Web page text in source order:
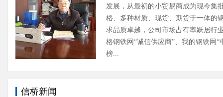
发展，从最初的小贸易商成为现今集
格、多种材质、现货、期货于一体的
求品质卓越，公司市场占有率跃居行
格钢铁网“诚信供应商”、我的钢铁网“
榜...
信桥新闻